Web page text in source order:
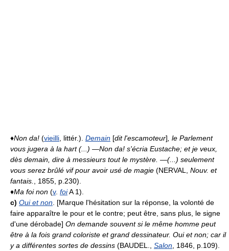
♦Non da! (vieilli , littér.). Demain [dit l'escamoteur] , le Parlement
vous jugera à la hart (...) —Non da! s'écria Eustache; et je veux,
dès demain, dire à messieurs tout le mystère. —(...) seulement
vous serez brûlé vif pour avoir usé de magie (NERVAL, Nouv. et
fantais.
, 1855, p.230).
♦Ma foi non (v. foiA 1).
c) Oui et non . [Marque l'hésitation sur la réponse, la volonté de
faire apparaître le pour et le contre; peut être, sans plus, le signe
d'une dérobade] On demande souvent si le même homme peut
être à la fois grand coloriste et grand dessinateur. Oui et non; car il
y a différentes sortes de dessins (BAUDEL., Salon , 1846, p.109).